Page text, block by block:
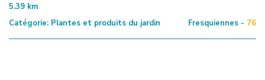
5.39 km
Catégorie: Plantes et produits du jardin Fresquiennes - 76